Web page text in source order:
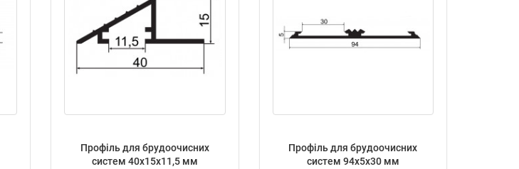
Профіль для брудоочисних
систем 40х15х11,5 мм
Профіль для брудоочисних
систем 94х5х30 мм